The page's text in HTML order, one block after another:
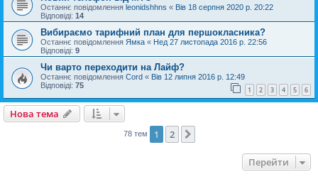
Останнє повідомлення leonidshhns « Вів 18 серпня 2020 р. 20:22
Відповіді: 14
Вибираємо тарифний план для першокласника?
Останнє повідомлення Ямка « Нед 27 листопада 2016 р. 22:56
Відповіді: 9
Чи варто переходити на Лайф?
Останнє повідомлення Cord « Вів 12 липня 2016 р. 12:49
Відповіді: 75 1 2 3 4 5 6
Нова тема
78 тем 1 2
Перейти